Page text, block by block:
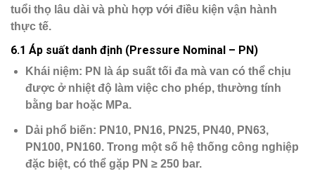
tuổi thọ lâu dài và phù hợp với điều kiện vận hành
thực tế.
6.1 Áp suất danh định (Pressure Nominal – PN)
Khái niệm: PN là áp suất tối đa mà van có thể chịu
được ở nhiệt độ làm việc cho phép, thường tính
bằng bar hoặc MPa.
Dải phổ biến: PN10, PN16, PN25, PN40, PN63,
PN100, PN160. Trong một số hệ thống công nghiệp
đặc biệt, có thể gặp PN ≥ 250 bar.